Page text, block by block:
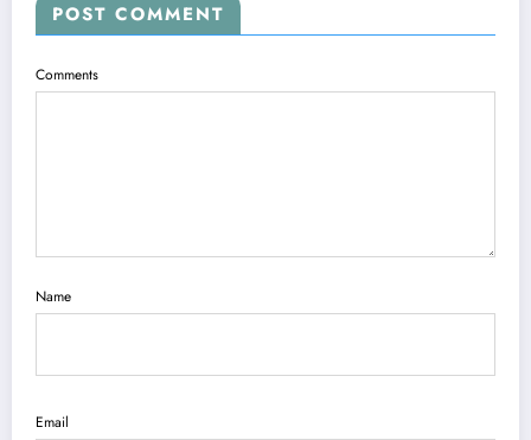
POST COMMENT
Comments
Name
Email